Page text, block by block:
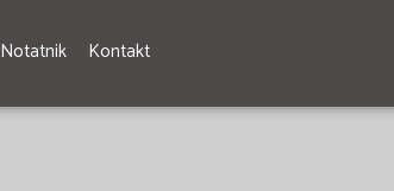
Notatnik Kontakt